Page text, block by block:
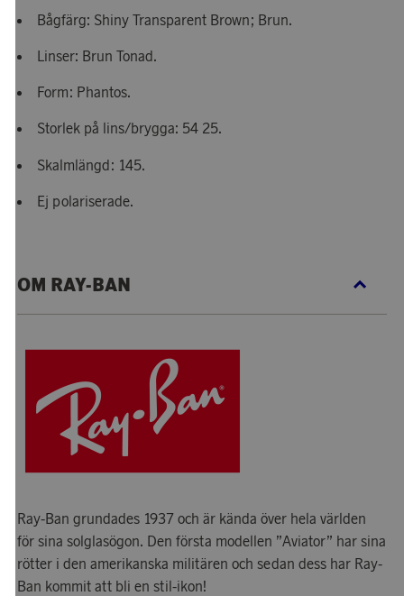
Bågfärg: Shiny Transparent Brown; Brun.
Linser: Brun Tonad.
Form: Phantos.
Storlek på lins/brygga: 54 25.
Skalmlängd: 145.
Ej polariserade.
OM RAY-BAN
Ray-Ban grundades 1937 och är kända över hela världen
för sina solglasögon. Den första modellen ”Aviator” har sina
rötter i den amerikanska militären och sedan dess har Ray-
Ban kommit att bli en stil-ikon!